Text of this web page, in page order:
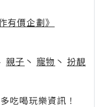
有價企劃》
親子 丶 寵物 丶 扮靚
吃喝玩樂資訊！